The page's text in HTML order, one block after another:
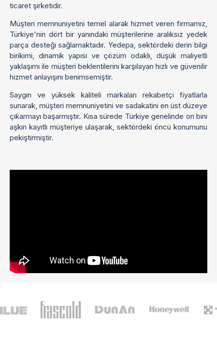
ticaret şirketidir.
Müşteri memnuniyetini temel alarak hizmet veren firmamız,
Türkiye'nin dört bir yanındaki müşterilerine aralıksız yedek
parça desteği sağlamaktadır. Yedepa, sektördeki derin bilgi
birikimi, dinamik yapısı ve çözüm odaklı, düşük maliyetli
yaklaşımı ile müşteri beklentilerini karşılayan hızlı ve güvenilir
hizmet anlayışını benimsemiştir.
Saygın ve yüksek kaliteli markaları rekabetçi fiyatlarla
sunarak, müşteri memnuniyetini ve sadakatini en üst düzeye
çıkarmayı başarmıştır. Kısa sürede Türkiye genelinde on bini
aşkın kayıtlı müşteriye ulaşarak, sektördeki öncü konumunu
pekiştirmiştir.